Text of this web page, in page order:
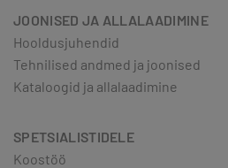
JOONISED JA ALLALAADIMINE
Hooldusjuhendid
Tehnilised andmed ja joonised
Kataloogid ja allalaadimine
SPETSIALISTIDELE
Koostöö